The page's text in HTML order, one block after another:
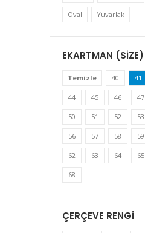
Oval Yuvarlak
EKARTMAN (SIZE)
Temizle 40 41
44 45 46 47
50 51 52 53
56 57 58 59
62 63 64 65
68
ÇERÇEVE RENGI